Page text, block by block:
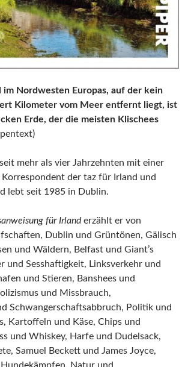
im Nordwesten Europas, auf der kein
Kilometer vom Meer entfernt liegt, ist
Erde, der die meisten Klischees
mehr als vier Jahrzehnten mit einer
der taz für Irland und
lebt seit 1985 in Dublin.
für Irlanderzählt er von
Dublin und Grüntönen, Gälisch
und Wäldern, Belfast und Giant’s
und Sesshaftigkeit, Linksverkehr und
und Stieren, Banshees und
und Missbrauch,
Schwangerschaftsabbruch, Politik und
Kartoffeln und Käse, Chips und
und Whiskey, Harfe und Dudelsack,
Samuel Beckett und James Joyce,